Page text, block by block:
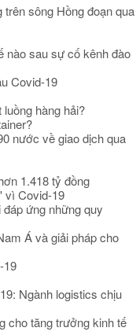
sông Hồng đoạn qua
nào sau sự cố kênh đào
Covid-19
luồng hàng hải?
nước về giao dịch qua
1.418 tỷ đồng
vì Covid-19
ứng những quy
Á và giải pháp cho
19
Ngành logistics chịu
cho tăng trưởng kinh tế